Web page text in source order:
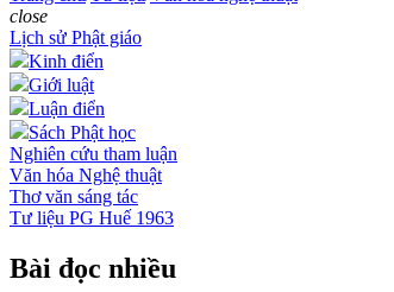
close
Lịch sử Phật giáo
Kinh điển
Giới luật
Luận điển
Sách Phật học
Nghiên cứu tham luận
Văn hóa Nghệ thuật
Thơ văn sáng tác
Tư liệu PG Huế 1963
Bài đọc nhiều